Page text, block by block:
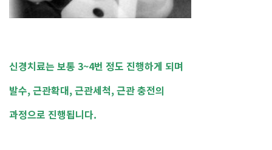
신경치료는 보통 3~4번 정도 진행하게 되며
발수, 근관확대, 근관세척, 근관 충전의
과정으로 진행됩니다.